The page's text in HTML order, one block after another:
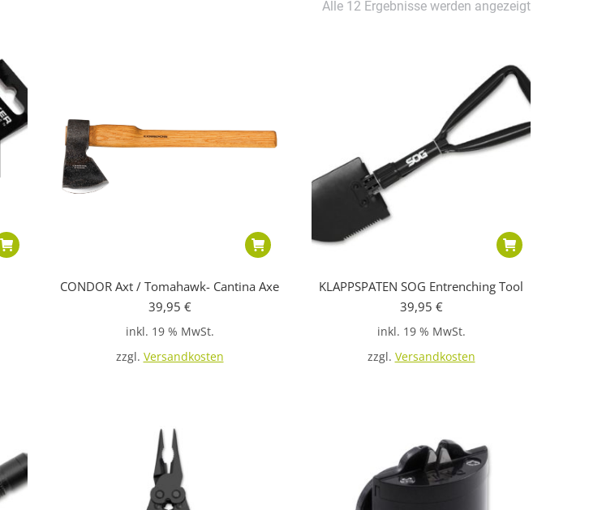
Alle 12 Ergebnisse werden angezeigt
CONDOR Axt / Tomahawk- Cantina Axe
39,95 €
inkl. 19 % MwSt.
zzgl. Versandkosten
KLAPPSPATEN SOG Entrenching Tool
39,95 €
inkl. 19 % MwSt.
zzgl. Versandkosten